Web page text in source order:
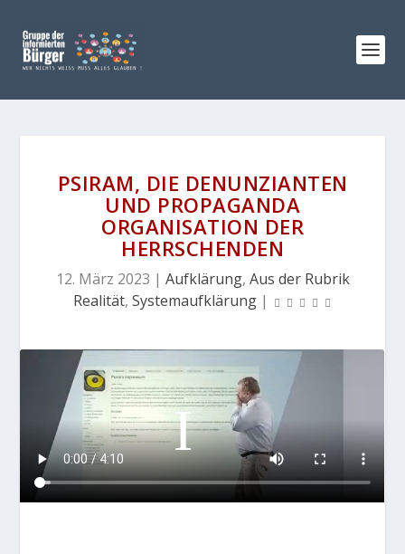
PSIRAM, DIE DENUNZIANTEN
UND PROPAGANDA
ORGANISATION DER
HERRSCHENDEN
12. März 2023 | Aufklärung, Aus der Rubrik
Realität, Systemaufklärung |